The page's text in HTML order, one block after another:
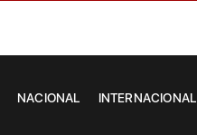
NACIONAL INTERNACIONAL